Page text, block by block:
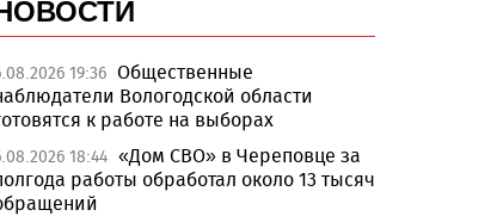
19:36 Общественные
Вологодской области
к работе на выборах
18:44 «Дом СВО» в Череповце за
работы обработал около 13 тысяч